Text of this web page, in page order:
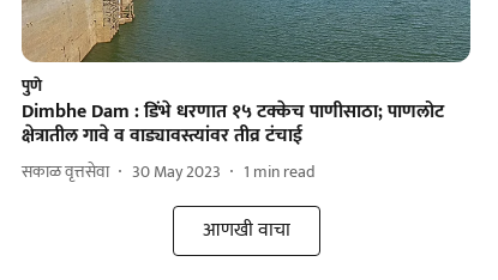
पुणे
Dimbhe Dam : डिंभे धरणात १५ टक्केच पाणीसाठा; पाणलोट
क्षेत्रातील गावे व वाड्यावस्त्यांवर तीव्र टंचाई
सकाळ वृत्तसेवा 30 May 2023 1 min read
आणखी वाचा